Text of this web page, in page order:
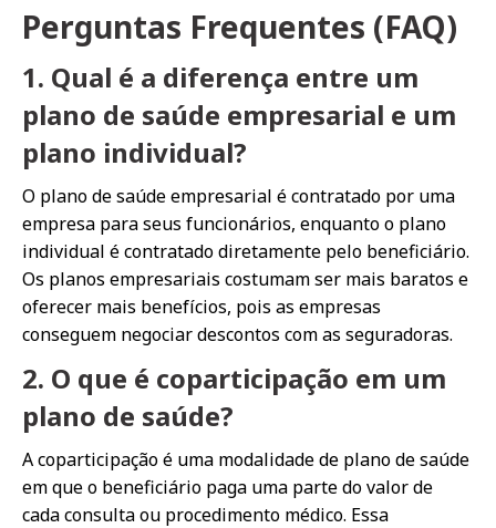
Perguntas Frequentes (FAQ)
1. Qual é a diferença entre um
plano de saúde empresarial e um
plano individual?
O plano de saúde empresarial é contratado por uma
empresa para seus funcionários, enquanto o plano
individual é contratado diretamente pelo beneficiário.
Os planos empresariais costumam ser mais baratos e
oferecer mais benefícios, pois as empresas
conseguem negociar descontos com as seguradoras.
2. O que é coparticipação em um
plano de saúde?
A coparticipação é uma modalidade de plano de saúde
em que o beneficiário paga uma parte do valor de
cada consulta ou procedimento médico. Essa